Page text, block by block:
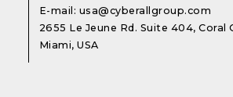
E-mail: usa@cyberallgroup.com
2655 Le Jeune Rd. Suite 404, Coral
Miami, USA